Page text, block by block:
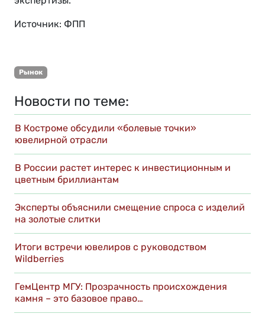
Источник: ФПП
Рынок
Новости по теме:
В Костроме обсудили «болевые точки»
ювелирной отрасли
В России растет интерес к инвестиционным и
цветным бриллиантам
Эксперты объяснили смещение спроса с изделий
на золотые слитки
Итоги встречи ювелиров с руководством
Wildberries
ГемЦентр МГУ: Прозрачность происхождения
камня – это базовое право…